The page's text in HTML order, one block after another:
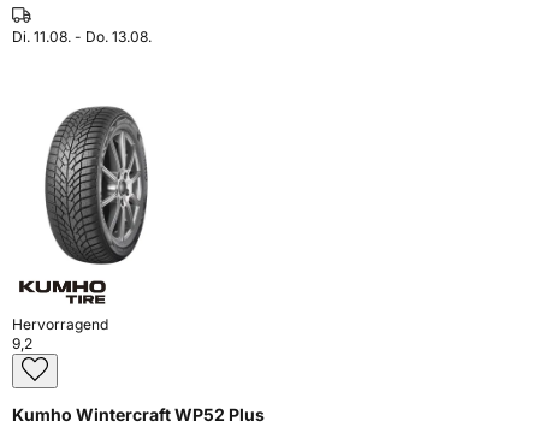
Di. 11.08. - Do. 13.08.
Hervorragend
9,2
Kumho Wintercraft WP52 Plus